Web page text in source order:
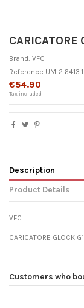
Brand: VFC
Reference UM-2.6413.1
€54.90
Tax included
Description
Product Details
VFC
CARICATORE GLOCK
Customers who